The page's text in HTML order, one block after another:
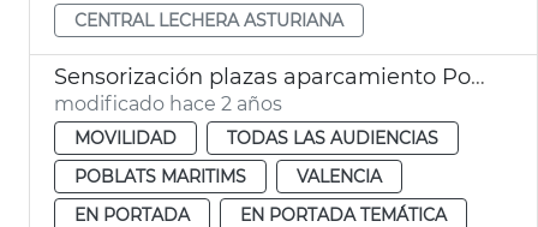
CENTRAL LECHERA ASTURIANA
Sensorización plazas aparcamiento Poblats Marítims
modificado hace 2 años
MOVILIDAD
TODAS LAS AUDIENCIAS
POBLATS MARITIMS
VALENCIA
EN PORTADA
EN PORTADA TEMÁTICA